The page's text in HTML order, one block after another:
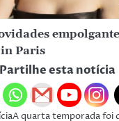
in Paris
Partilhe esta notícia
quarta temporada foi